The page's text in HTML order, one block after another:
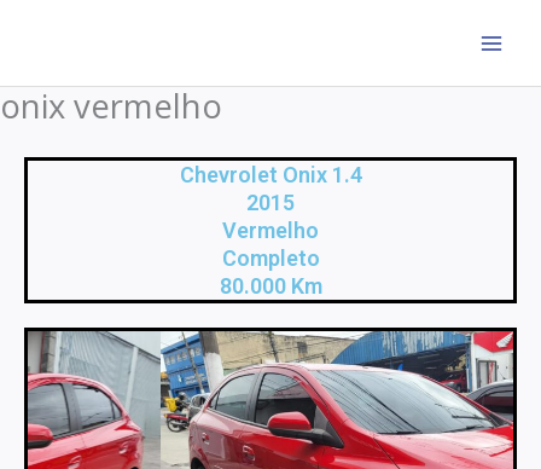
o
conteúdo
onix vermelho
Chevrolet Onix 1.4
2015
Vermelho
Completo
80.000 Km